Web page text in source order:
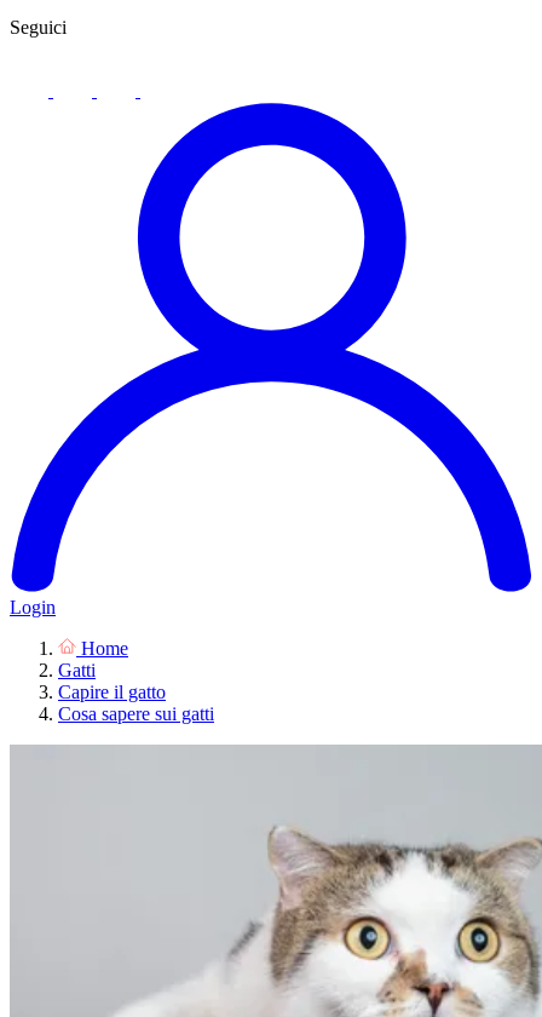
Seguici
Login
Home
Gatti
Capire il gatto
Cosa sapere sui gatti